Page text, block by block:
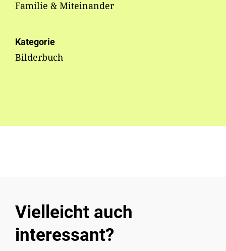
Familie & Miteinander
Kategorie
Bilderbuch
Vielleicht auch
interessant?